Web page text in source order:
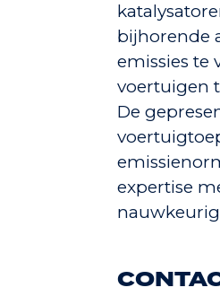
bijhorende
emissies te
voertuigen
De
expertise